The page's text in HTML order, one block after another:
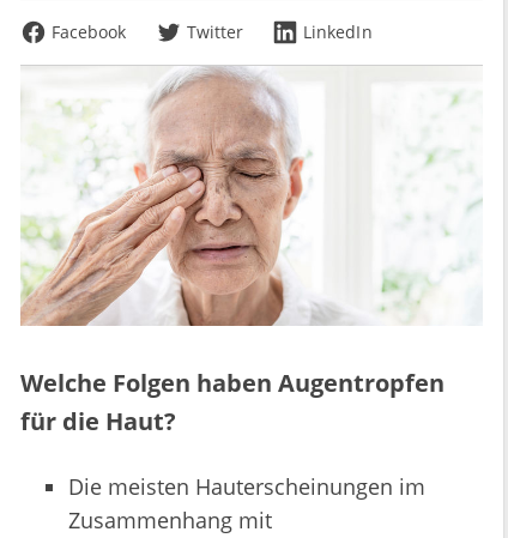
Facebook
Twitter LinkedIn
Welche Folgen haben Augentropfen
für die Haut?
Die meisten Hauterscheinungen im
Zusammenhang mit